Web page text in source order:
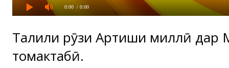
0:00 / 0:00
Таҷлили рӯзи Артиши миллӣ дар
томактабӣ.